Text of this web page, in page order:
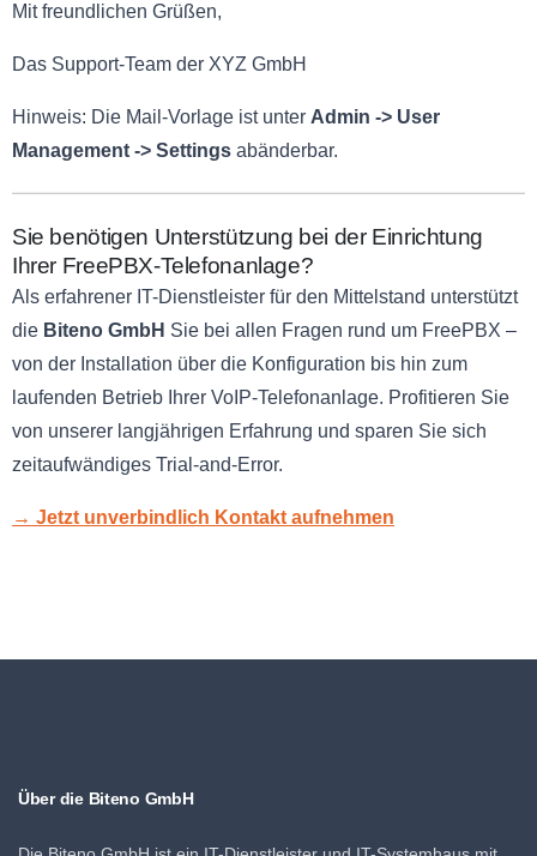
Mit freundlichen Grüßen,
Das Support-Team der XYZ GmbH
Hinweis: Die Mail-Vorlage ist unter Admin -> User
Management -> Settings abänderbar.
Sie benötigen Unterstützung bei der Einrichtung
Ihrer FreePBX-Telefonanlage?
Als erfahrener IT-Dienstleister für den Mittelstand unterstützt
die Biteno GmbH Sie bei allen Fragen rund um FreePBX –
von der Installation über die Konfiguration bis hin zum
laufenden Betrieb Ihrer VoIP-Telefonanlage. Profitieren Sie
von unserer langjährigen Erfahrung und sparen Sie sich
zeitaufwändiges Trial-and-Error.
→ Jetzt unverbindlich Kontakt aufnehmen
Über die Biteno GmbH